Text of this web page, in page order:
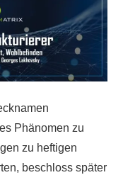
Phänomen zu
zu heftigen
beschloss später